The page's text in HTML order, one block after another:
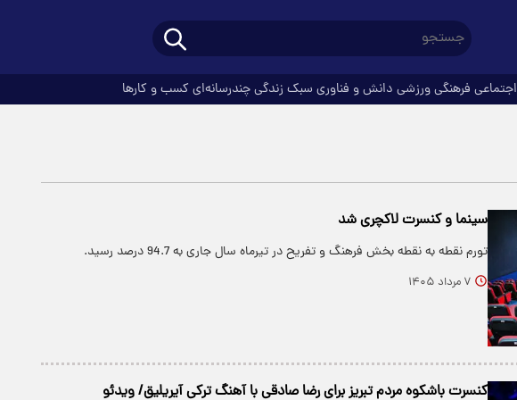
اجتماعی فرهنگیورزشی دانش و فناوری سبک زندگیچندرسانه‌ای کسب و کارها
سینما و کنسرت لاکچری شد
تورم نقطه به نقطه بخش فرهنگ و تفریح در تیرماه سال جاری به 94.7 درصد رسید.
۷ مرداد ۱۴۰۵
کنسرت باشکوه مردم تبریز برای رضا صادقی با آهنگ ترکی آیریلیق/ ویدئو